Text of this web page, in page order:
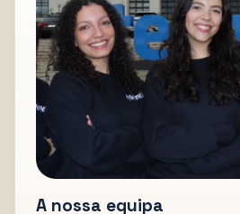
A nossa equipa